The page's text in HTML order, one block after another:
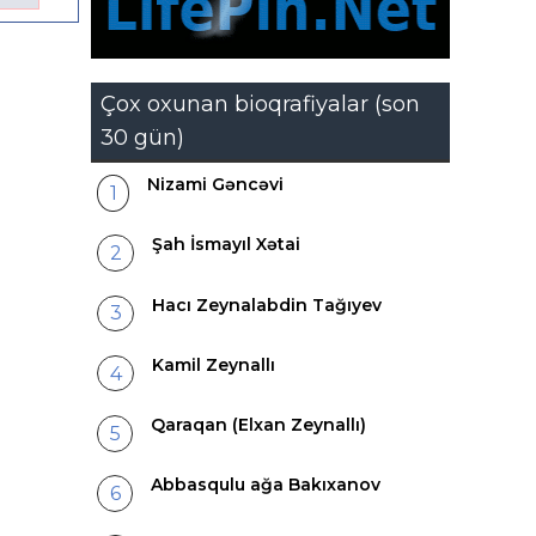
Çox oxunan bioqrafiyalar (son
30 gün)
Nizami Gəncəvi
Şah İsmayıl Xətai
Hacı Zeynalabdin Tağıyev
Kamil Zeynallı
Qaraqan (Elxan Zeynallı)
Abbasqulu ağa Bakıxanov